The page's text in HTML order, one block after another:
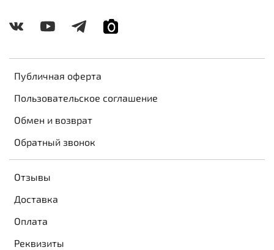
Публичная оферта
Пользовательское соглашение
Обмен и возврат
Обратный звонок
Отзывы
Доставка
Оплата
Реквизиты